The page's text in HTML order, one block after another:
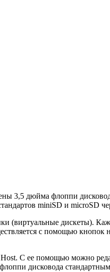
3,5 дюйма флоппи
miniSD и microSD
(виртуальные дискеты).
с помощью
С ее помощью можно
дисковода